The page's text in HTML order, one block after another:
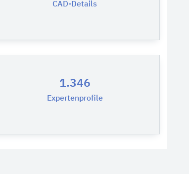
CAD-Details
1.346
Expertenprofile